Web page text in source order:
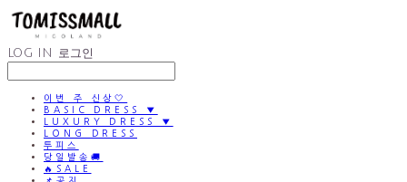
LOG IN 로그인
이번 주 신상🤍
BASIC DRESS ▼
LUXURY DRESS ▼
LONG DRESS
투피스
당일발송🚚
🔥SALE
📌공지